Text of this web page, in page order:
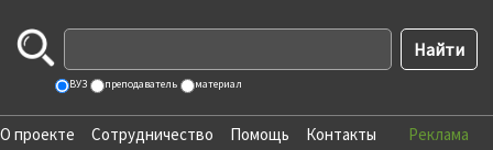
ВУЗ преподаватель материал
О проекте Сотрудничество Помощь Контакты Реклама